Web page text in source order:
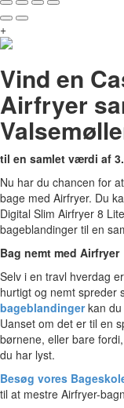
+
Vind en
Airfryer
til en samlet værdi af
Nu har du chancen for
bage med Airfryer. Du
Digital Slim Airfryer 8
bageblandinger til en
Bag nemt med Airfryer
Selv i en travl hverdag
hurtigt og nemt spreder
bageblandingerkan
Uanset om det er til en
børnene, eller bare
du har lyst.
Besøg vores
til at mestre Airfryer-